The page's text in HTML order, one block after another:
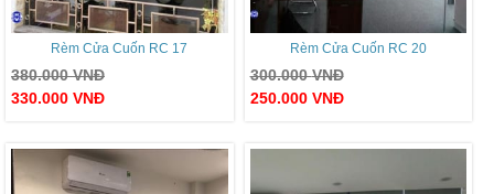
Rèm Cửa Cuốn RC 17
380.000VNĐ
330.000 VNĐ
Rèm Cửa Cuốn RC 20
300.000VNĐ
250.000 VNĐ